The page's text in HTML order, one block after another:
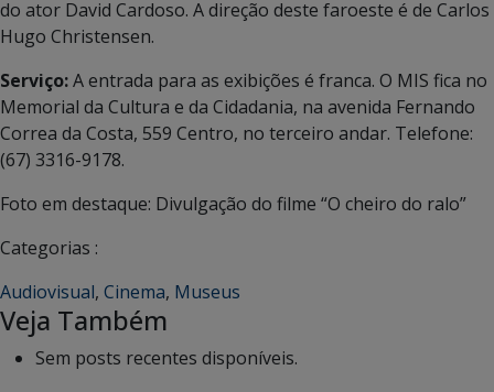
do ator David Cardoso. A direção deste faroeste é de Carlos
Hugo Christensen.
Serviço:A entrada para as exibições é franca. O MIS fica no
Memorial da Cultura e da Cidadania, na avenida Fernando
Correa da Costa, 559 Centro, no terceiro andar. Telefone:
(67) 3316-9178.
Foto em destaque: Divulgação do filme “O cheiro do ralo”
Categorias :
Audiovisual, Cinema, Museus
Veja Também
Sem posts recentes disponíveis.